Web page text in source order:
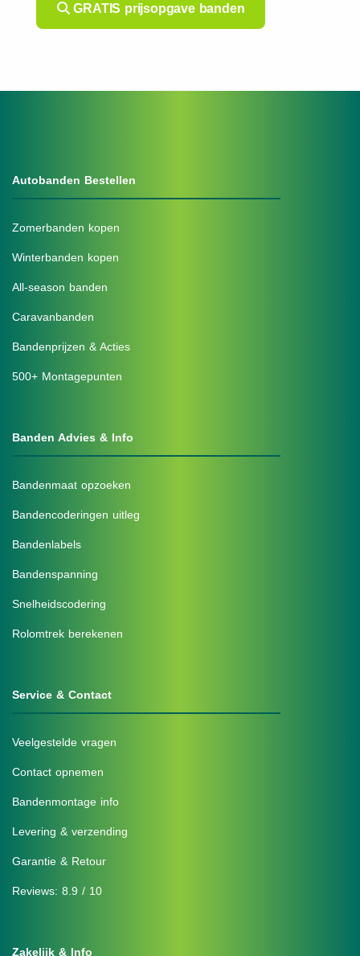
GRATIS prijsopgave banden
Autobanden Bestellen
Zomerbanden kopen
Winterbanden kopen
All-season banden
Caravanbanden
Bandenprijzen & Acties
500+ Montagepunten
Banden Advies & Info
Bandenmaat opzoeken
Bandencoderingen uitleg
Bandenlabels
Bandenspanning
Snelheidscodering
Rolomtrek berekenen
Service & Contact
Veelgestelde vragen
Contact opnemen
Bandenmontage info
Levering & verzending
Garantie & Retour
Reviews: 8.9 / 10
Zakelijk & Info